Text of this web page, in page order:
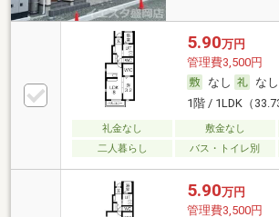
5.90万円
管理費3,500円
なし
なし
1階 / 1LDK（
礼金なし 敷金なし
二人暮らし
バス・トイレ別
5.90万円
管理費3,500円